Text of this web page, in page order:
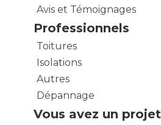
Avis et Témoignages
Professionnels
Toitures
Isolations
Autres
Dépannage
Vous avez un